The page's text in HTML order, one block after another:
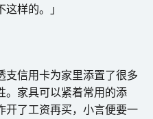
样的。」
支信用卡为家里添置了很多
。家具可以紧着常用的添
开了工资再买，小言便要一